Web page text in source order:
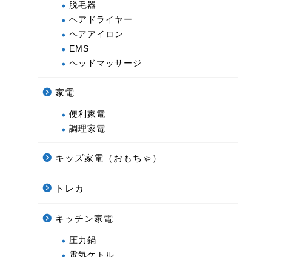
脱毛器
ヘアドライヤー
ヘアアイロン
EMS
ヘッドマッサージ
家電
便利家電
調理家電
キッズ家電（おもちゃ）
トレカ
キッチン家電
圧力鍋
電気ケトル